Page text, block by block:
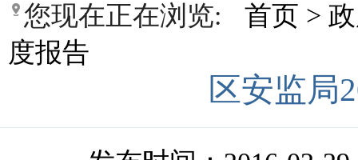
您现在正在浏览: 首页 >
度报告
区安监局